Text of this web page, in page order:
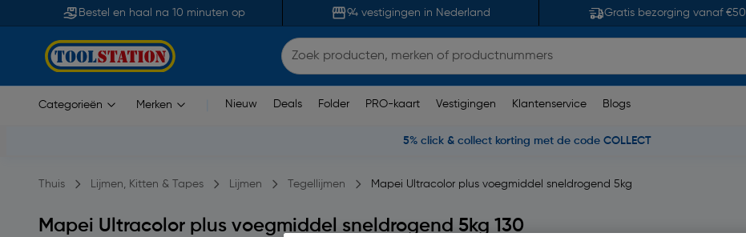
Bestel en haal na 10 minuten op 94 vestigingen in Nederland Gratis bezorging vanaf €50
Categorieën Merken Nieuw Deals Folder PRO-kaart Vestigingen Klantenservice Blogs
5% click & collect korting met de code COLLECT
Thuis Lijmen, Kitten & Tapes Lijmen Tegellijmen Mapei Ultracolor plus voegmiddel sneldrogend 5kg
Mapei Ultracolor plus voegmiddel sneldrogend 5kg 130